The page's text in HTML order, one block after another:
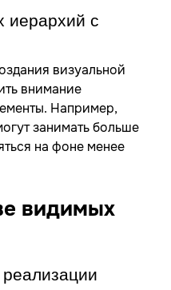
иерархий с
визуальной
внимание
Например,
занимать больше
на фоне менее
видимых